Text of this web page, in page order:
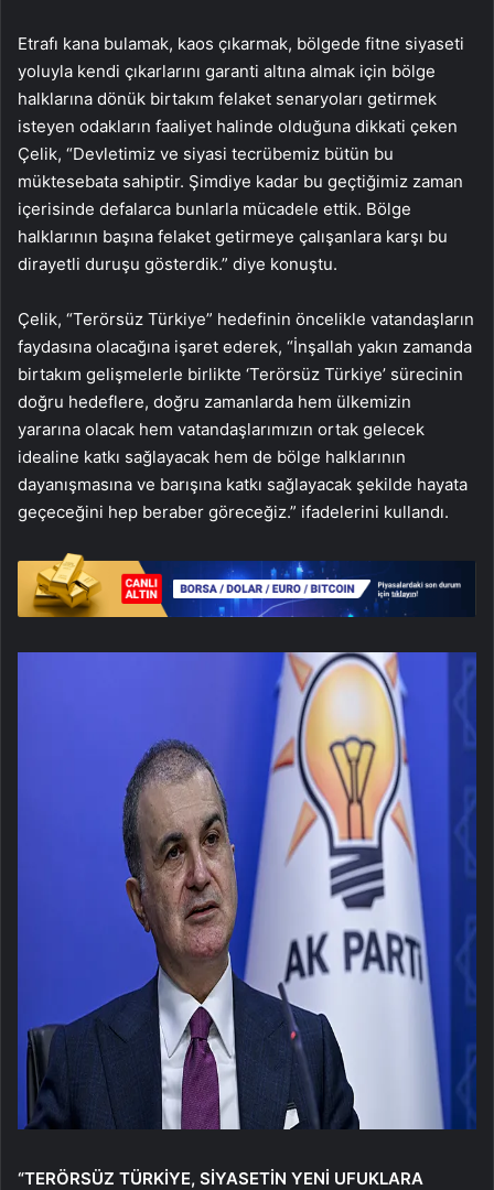
Etrafı kana bulamak, kaos çıkarmak, bölgede fitne siyaseti
yoluyla kendi çıkarlarını garanti altına almak için bölge
halklarına dönük birtakım felaket senaryoları getirmek
isteyen odakların faaliyet halinde olduğuna dikkati çeken
Çelik, “Devletimiz ve siyasi tecrübemiz bütün bu
müktesebata sahiptir. Şimdiye kadar bu geçtiğimiz zaman
içerisinde defalarca bunlarla mücadele ettik. Bölge
halklarının başına felaket getirmeye çalışanlara karşı bu
dirayetli duruşu gösterdik.” diye konuştu.
Çelik, “Terörsüz Türkiye” hedefinin öncelikle vatandaşların
faydasına olacağına işaret ederek, “İnşallah yakın zamanda
birtakım gelişmelerle birlikte ‘Terörsüz Türkiye’ sürecinin
doğru hedeflere, doğru zamanlarda hem ülkemizin
yararına olacak hem vatandaşlarımızın ortak gelecek
idealine katkı sağlayacak hem de bölge halklarının
dayanışmasına ve barışına katkı sağlayacak şekilde hayata
geçeceğini hep beraber göreceğiz.” ifadelerini kullandı.
“TERÖRSÜZ TÜRKİYE, SİYASETİN YENİ UFUKLARA